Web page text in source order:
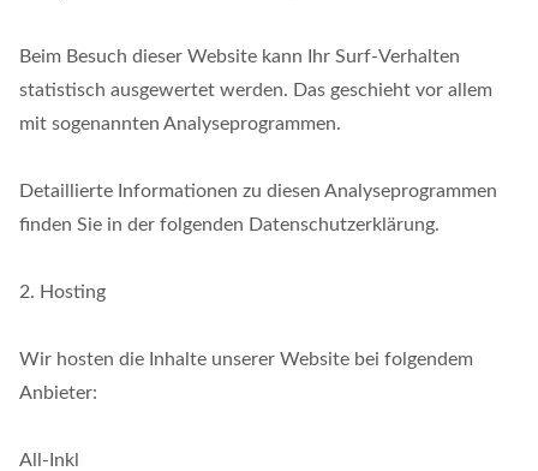
Beim Besuch dieser Website kann Ihr Surf-Verhalten
statistisch ausgewertet werden. Das geschieht vor allem
mit sogenannten Analyseprogrammen.
Detaillierte Informationen zu diesen Analyseprogrammen
finden Sie in der folgenden Datenschutzerklärung.
2. Hosting
Wir hosten die Inhalte unserer Website bei folgendem
Anbieter:
All-Inkl